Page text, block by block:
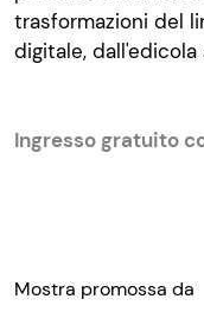
trasformazioni del
digitale, dall'edicola
Ingresso gratuito
Mostra promossa da